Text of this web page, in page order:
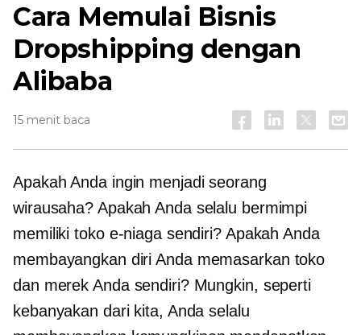
Cara Memulai Bisnis
Dropshipping dengan
Alibaba
15 menit baca
Apakah Anda ingin menjadi seorang
wirausaha? Apakah Anda selalu bermimpi
memiliki toko e-niaga sendiri? Apakah Anda
membayangkan diri Anda memasarkan toko
dan merek Anda sendiri? Mungkin, seperti
kebanyakan dari kita, Anda selalu